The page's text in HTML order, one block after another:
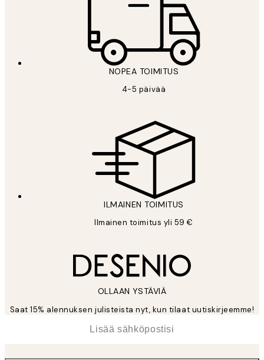
NOPEA TOIMITUS
4-5 päivää
ILMAINEN TOIMITUS
Ilmainen toimitus yli 59 €
OLLAAN YSTÄVIÄ
Saat 15% alennuksen julisteista nyt, kun tilaat uutiskirjeemme!